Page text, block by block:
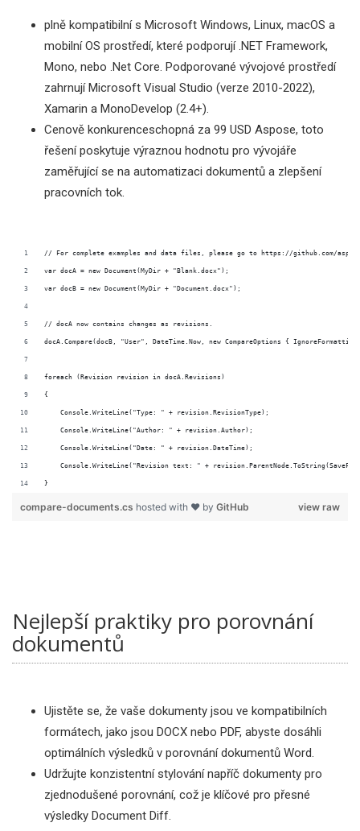
plně kompatibilní s Microsoft Windows, Linux, macOS a
mobilní OS prostředí, které podporují .NET Framework,
Mono, nebo .Net Core. Podporované vývojové prostředí
zahrnují Microsoft Visual Studio (verze 2010-2022),
Xamarin a MonoDevelop (2.4+).
Cenově konkurenceschopná za 99 USD Aspose, toto
řešení poskytuje výraznou hodnotu pro vývojáře
zaměřující se na automatizaci dokumentů a zlepšení
pracovních tok.
}
view raw
compare-documents.cs hosted with ❤ by GitHub
Nejlepší praktiky pro porovnání
dokumentů
Ujistěte se, že vaše dokumenty jsou ve kompatibilních
formátech, jako jsou DOCX nebo PDF, abyste dosáhli
optimálních výsledků v porovnání dokumentů Word.
Udržujte konzistentní stylování napříč dokumenty pro
zjednodušené porovnání, což je klíčové pro přesné
výsledky Document Diff.